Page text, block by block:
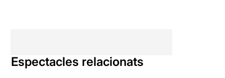
Espectacles relacionats